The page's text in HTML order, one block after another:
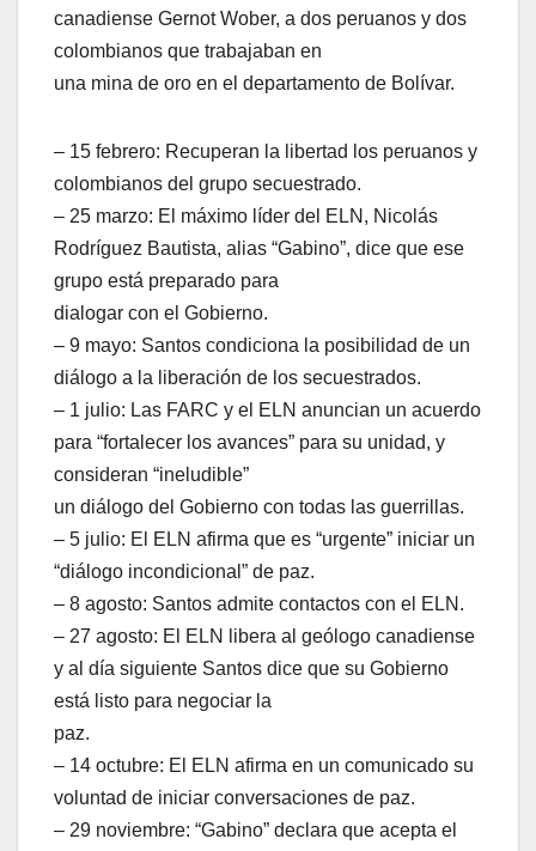
canadiense Gernot Wober, a dos peruanos y dos
colombianos que trabajaban en
una mina de oro en el departamento de Bolívar.
– 15 febrero: Recuperan la libertad los peruanos y
colombianos del grupo secuestrado.
– 25 marzo: El máximo líder del ELN, Nicolás
Rodríguez Bautista, alias “Gabino”, dice que ese
grupo está preparado para
dialogar con el Gobierno.
– 9 mayo: Santos condiciona la posibilidad de un
diálogo a la liberación de los secuestrados.
– 1 julio: Las FARC y el ELN anuncian un acuerdo
para “fortalecer los avances” para su unidad, y
consideran “ineludible”
un diálogo del Gobierno con todas las guerrillas.
– 5 julio: El ELN afirma que es “urgente” iniciar un
“diálogo incondicional” de paz.
– 8 agosto: Santos admite contactos con el ELN.
– 27 agosto: El ELN libera al geólogo canadiense
y al día siguiente Santos dice que su Gobierno
está listo para negociar la
paz.
– 14 octubre: El ELN afirma en un comunicado su
voluntad de iniciar conversaciones de paz.
– 29 noviembre: “Gabino” declara que acepta el